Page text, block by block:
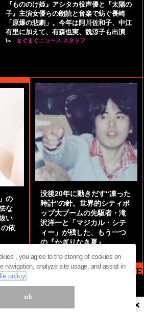
『もののけ姫』アシタカ役声優と『太陽の
子』主演女優らの朗読と音楽で紡ぐ長崎
「原爆の悲劇」。今年は阿川佐和子、中江
有里に加えて、有森也実、魏涼子も出演
by まぐまぐニュース スタッフ
の
な
い
依
没後20年に動きだす“凍った
時計”の針。世界的シティポ
ップ大ブームの先駆者・滝
沢洋一と「マジカル・シテ
ィー」が残した、もう一つ
の『かぎりなき夏』
MAG2 NEWS HEADLINE
権者に属します。無断転載を禁じます。 © ×
you agree to the storing of cookies on
navigation, analyze site usage, and assist in
policy
ok